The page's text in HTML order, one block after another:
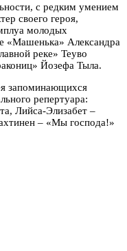
с редким умением
своего героя,
молодых
«Машенька» Александра
реке» Теуво
Йозефа Тыла.
запоминающихся
репертуара:
Лийса-Элизабет –
– «Мы господа!»